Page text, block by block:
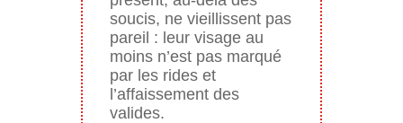
soucis, ne vieillissent pas
pareil : leur visage au
moins n’est pas marqué
par les rides et
l’affaissement des
valides.